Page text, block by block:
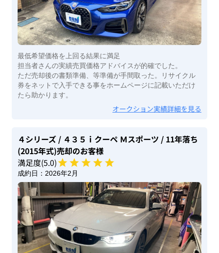
最低希望価格を上回る結果に満足
担当者さんの実績売買価格アドバイスが的確でした。
ただ売却後の書類準備、等準備が手間取った。リサイクル
券をネットで入手できる事をホームページに記載いただけ
たら助かります。
オークション実績詳細を見る
４シリーズ / ４３５ｉクーペ Ｍスポーツ / 11年落ち
(2015年式)売却のお客様
満足度(5.0)
成約日： 2026年2月